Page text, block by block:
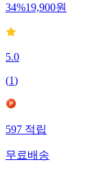
34%19,900원
5.0
(1)
597적립
무료배송